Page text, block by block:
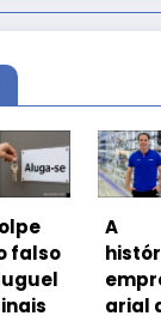
A
história
empres
arial de